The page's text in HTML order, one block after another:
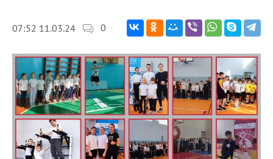
07:52 11.03.24 0